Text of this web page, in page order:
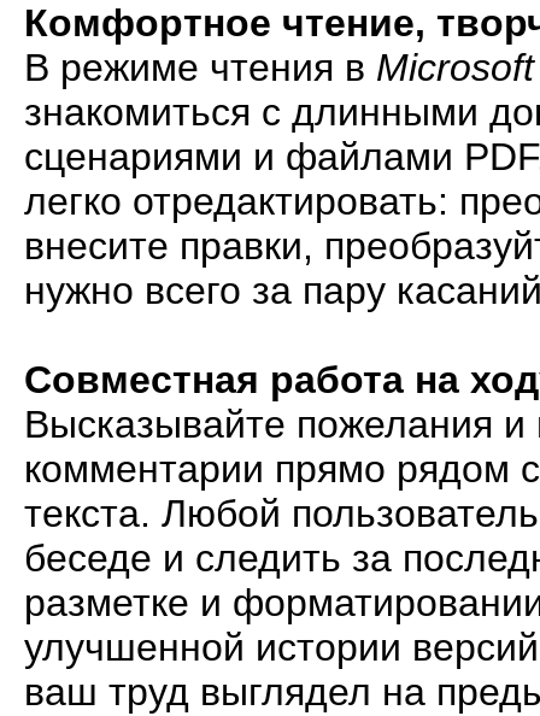
Комфортное чтение,
В режиме чтения в
знакомиться с длинными
сценариями и файлами
легко отредактировать:
внесите правки,
нужно всего за пару
Совместная работа на
Высказывайте пожелания и
комментарии прямо рядом
текста. Любой
беседе и следить за
разметке и
улучшенной истории
ваш труд выглядел на